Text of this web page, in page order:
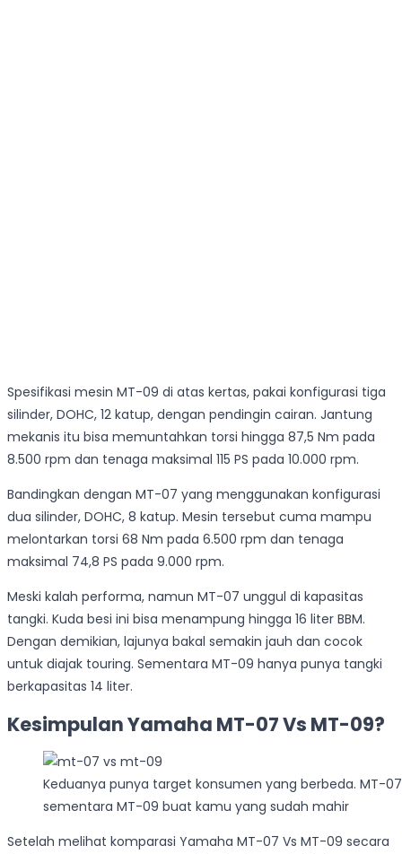
Spesifikasi mesin MT-09 di atas kertas, pakai konfigurasi tiga
silinder, DOHC, 12 katup, dengan pendingin cairan. Jantung
mekanis itu bisa memuntahkan torsi hingga 87,5 Nm pada
8.500 rpm dan tenaga maksimal 115 PS pada 10.000 rpm.
Bandingkan dengan MT-07 yang menggunakan konfigurasi
dua silinder, DOHC, 8 katup. Mesin tersebut cuma mampu
melontarkan torsi 68 Nm pada 6.500 rpm dan tenaga
maksimal 74,8 PS pada 9.000 rpm.
Meski kalah performa, namun MT-07 unggul di kapasitas
tangki. Kuda besi ini bisa menampung hingga 16 liter BBM.
Dengan demikian, lajunya bakal semakin jauh dan cocok
untuk diajak touring. Sementara MT-09 hanya punya tangki
berkapasitas 14 liter.
Kesimpulan Yamaha MT-07 Vs MT-09?
Keduanya punya target konsumen yang berbeda. MT-
sementara MT-09 buat kamu yang sudah mahir
Setelah melihat komparasi Yamaha MT-07 Vs MT-09 secara